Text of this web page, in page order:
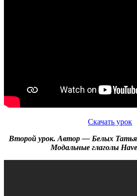
Скачать урок
Второй урок. Автор — Белых
Модальные глаголы